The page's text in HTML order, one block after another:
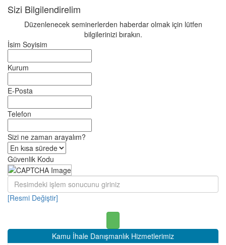
Sizi Bilgilendirelim
Düzenlenecek seminerlerden haberdar olmak için lütfen
bilgilerinizi bırakın.
İsim Soyisim
Kurum
E-Posta
Telefon
Sizi ne zaman arayalım?
Güvenlik Kodu
[Resmi Değiştir]
Kamu İhale Danışmanlık Hizmetlerimiz